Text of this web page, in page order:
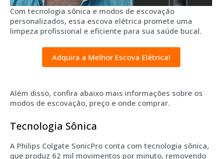
Com tecnologia sônica e modos de escovação
personalizados, essa escova elétrica promete uma
limpeza profissional e eficiente para sua saúde bucal.
Adquira a Melhor Escova Elétrica!
Além disso, confira abaixo mais informações sobre os
modos de escovação, preço e onde comprar.
Tecnologia Sônica
A Philips Colgate SonicPro conta com tecnologia sônica,
que produz 62 mil movimentos por minuto, removendo